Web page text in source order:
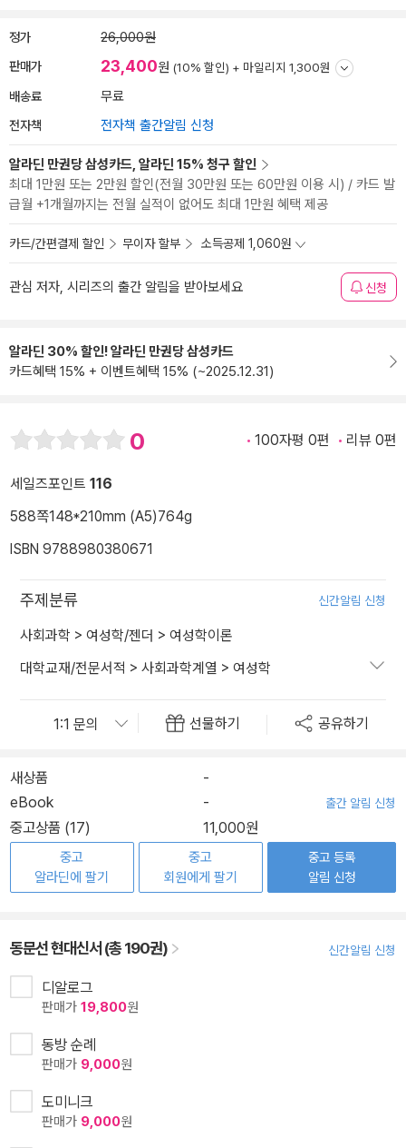
정가 26,000원
판매가 23,400원 (10% 할인) + 마일리지 1,300원
배송료 무료
전자책 전자책 출간알림 신청
알라딘 만권당 삼성카드, 알라딘 15% 청구 할인
최대 1만원 또는 2만원 할인(전월 30만원 또는 60만원 이용 시) / 카드 발
급월 +1개월까지는 전월 실적이 없어도 최대 1만원 혜택 제공
카드/간편결제 할인 무이자 할부 소득공제 1,060원
관심 저자, 시리즈의 출간 알림을 받아보세요 신청
알라딘 30% 할인! 알라딘 만권당 삼성카드
카드혜택 15% + 이벤트혜택 15% (~2025.12.31)
0 100자평 0편 리뷰 0편
세일즈포인트 116
588쪽148*210mm (A5)764g
ISBN 9788980380671
주제분류 신간알림 신청
사회과학 > 여성학/젠더 > 여성학이론
대학교재/전문서적 > 사회과학계열 > 여성학
선물하기 공유하기
새상품
-
eBook
- 출간 알림 신청
중고상품 (17) 11,000원
중고
알라딘에 팔기
중고
회원에게 팔기
중고 등록
알림 신청
동문선 현대신서 (총 190권) 신간알림 신청
디알로그
판매가 19,800원
동방 순례
판매가 9,000원
도미니크
판매가 9,000원